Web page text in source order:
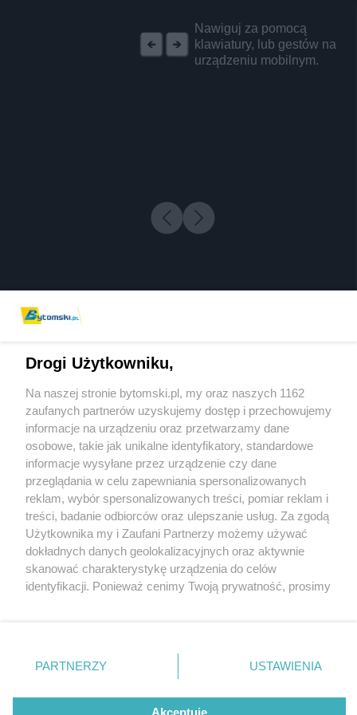
Nawiguj za pomocą
klawiatury, lub gestów na
urządzeniu mobilnym.
5 / 0
Wydawca mediów lokalnych
Nie zapomnij
zapoznać się z:
polityką prywatności regulamin korzystania z portali
Twojemiasto
Piekary Śląskie
Chorzów
Tarnowskie Góry
Gliwice
Skontakuj sięz nami
Kontakt
Wydawca
Pogoda
Drogi Użytkowniku,
Na naszej stronie bytomski.pl, my oraz naszych 1162
zaufanych partnerów uzyskujemy dostęp i przechowujemy
informacje na urządzeniu oraz przetwarzamy dane
osobowe, takie jak unikalne identyfikatory, standardowe
informacje wysyłane przez urządzenie czy dane
przeglądania w celu zapewniania spersonalizowanych
reklam, wybór spersonalizowanych treści, pomiar reklam i
treści, badanie odbiorców oraz ulepszanie usług. Za zgodą
Użytkownika my i Zaufani Partnerzy możemy używać
dokładnych danych geolokalizacyjnych oraz aktywnie
skanować charakterystykę urządzenia do celów
identyfikacji. Ponieważ cenimy Twoją prywatność, prosimy
prywatności znajdujący się w lewym dolnym rogu strony
. Niektóre rodzaje przetwarzania danych nie wymagają
zgody użytkownika, ale masz prawo sprzeciwić się
takiemu przetwarzaniu. Preferencje będą miały
PARTNERZY USTAWIENIA
Akceptuję